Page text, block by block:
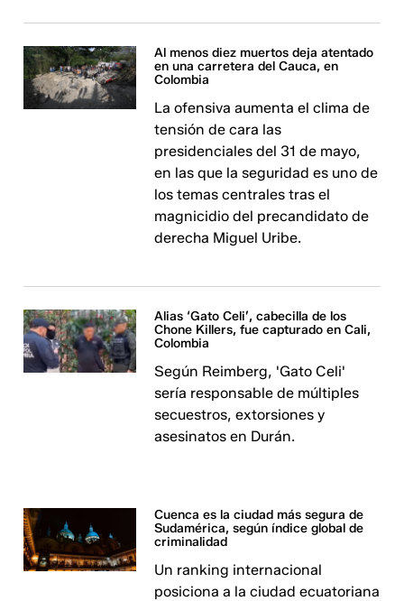
Al menos diez muertos deja atentado
en una carretera del Cauca, en
Colombia
La ofensiva aumenta el clima de
tensión de cara las
presidenciales del 31 de mayo,
en las que la seguridad es uno de
los temas centrales tras el
magnicidio del precandidato de
derecha Miguel Uribe.
Alias ‘Gato Celi’, cabecilla de los
Chone Killers, fue capturado en Cali,
Colombia
Según Reimberg, 'Gato Celi'
sería responsable de múltiples
secuestros, extorsiones y
asesinatos en Durán.
Cuenca es la ciudad más segura de
Sudamérica, según índice global de
criminalidad
Un ranking internacional
posiciona a la ciudad ecuatoriana